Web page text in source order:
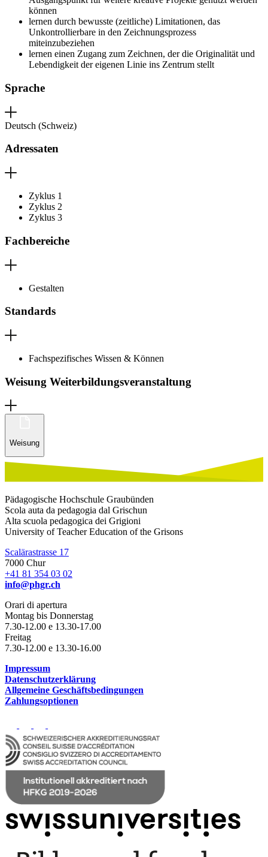
können
lernen durch bewusste (zeitliche) Limitationen, das
Unkontrollierbare in den Zeichnungsprozess
miteinzubeziehen
lernen einen Zugang zum Zeichnen, der die Originalität und
Lebendigkeit der eigenen Linie ins Zentrum stellt
Sprache
Deutsch (Schweiz)
Adressaten
Zyklus 1
Zyklus 2
Zyklus 3
Fachbereiche
Gestalten
Standards
Fachspezifisches Wissen & Können
Weisung Weiterbildungsveranstaltung
Weisung
Pädagogische Hochschule Graubünden
Scola auta da pedagogia dal Grischun
Alta scuola pedagogica dei Grigioni
University of Teacher Education of the Grisons
Scalärastrasse 17
7000 Chur
+41 81 354 03 02
info@phgr.ch
Orari di apertura
Montag bis Donnerstag
7.30-12.00 e 13.30-17.00
Freitag
7.30-12.00 e 13.30-16.00
Impressum
Datenschutzerklärung
Allgemeine Geschäftsbedingungen
Zahlungsoptionen